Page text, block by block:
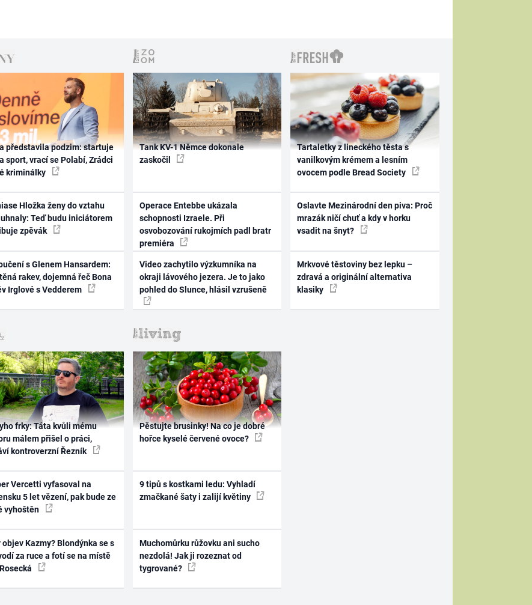
představila podzim: startuje
sport, vrací se Polabí, Zrádci
kriminálky
Hložka ženy do vztahu
Teď budu iniciátorem
zpěvák
s Glenem Hansardem:
rakev, dojemná řeč Bona
Irglové s Vedderem
Tank KV-1 Němce dokonale
zaskočil
Operace Entebbe ukázala
schopnosti Izraele. Při
osvobozování rukojmích padl bratr
premiéra
Video zachytilo výzkumníka na
okraji lávového jezera. Je to jako
pohled do Slunce, hlásil vzrušeně
Tartaletky z lineckého těsta s
vanilkovým krémem a lesním
ovocem podle Bread Society
Oslavte Mezinárodní den piva: Proč
mrazák ničí chuť a kdy v horku
vsadit na šnyt?
Mrkvové těstoviny bez lepku –
zdravá a originální alternativa
klasiky
frky: Táta kvůli mému
málem přišel o práci,
kontroverzní Řezník
Vercetti vyfasoval na
5 let vězení, pak bude ze
vyhoštěn
objev Kazmy? Blondýnka se s
za ruce a fotí se na místě
Pěstujte brusinky! Na co je dobré
hořce kyselé červené ovoce?
9 tipů s kostkami ledu: Vyhladí
zmačkané šaty i zalijí květiny
Muchomůrku růžovku ani sucho
nezdolá! Jak ji rozeznat od
tygrované?